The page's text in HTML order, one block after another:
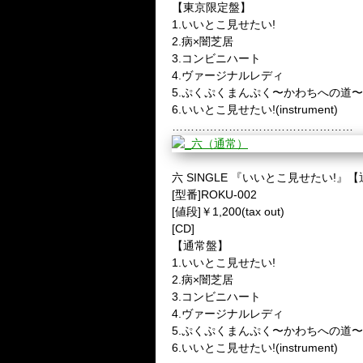
【東京限定盤】
1.いいとこ見せたい!
2.病×闇芝居
3.コンビニハート
4.ヴァージナルレディ
5.ぷくぷくまんぷく〜かわちへの道〜
6.いいとこ見せたい!(instrument)
六 SINGLE 『いいとこ見せたい!』【
[型番]ROKU-002
[値段]￥1,200(tax out)
[CD]
【通常盤】
1.いいとこ見せたい!
2.病×闇芝居
3.コンビニハート
4.ヴァージナルレディ
5.ぷくぷくまんぷく〜かわちへの道〜
6.いいとこ見せたい!(instrument)